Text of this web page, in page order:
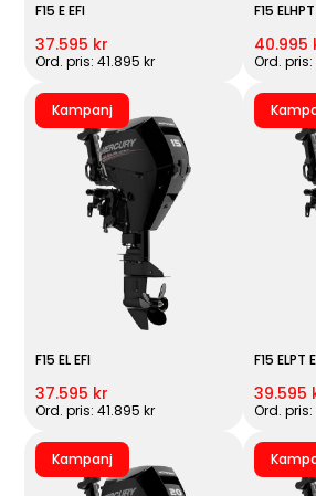
F15 E EFI
37.595 kr
Ord. pris: 41.895 kr
F15
40.995
Ord.
Kampanj
F15 EL EFI
37.595 kr
Ord. pris: 41.895 kr
F15 ELPT
39.595
Ord.
Kampanj